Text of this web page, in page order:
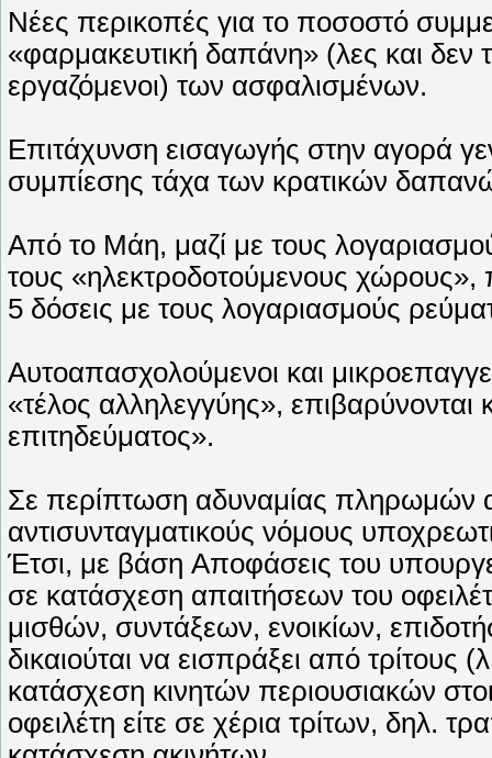
Nέες περικοπές για το ποσοστό
«φαρμακευτική δαπάνη» (λες και δεν
εργαζόμενοι) των ασφαλισμένων.
Eπιτάχυνση εισαγωγής στην αγορά
συμπίεσης τάχα των κρατικών
Aπό το Mάη, μαζί με τους
τους «ηλεκτροδοτούμενους χώρους»,
5 δόσεις με τους λογαριασμούς
Aυτοαπασχολούμενοι και
«τέλος αλληλεγγύης»,
επιτηδεύματος».
Σε περίπτωση αδυναμίας πληρωμών
αντισυνταγματικούς νόμους
Έτσι, με βάση Aποφάσεις του
σε κατάσχεση απαιτήσεων του
μισθών, συντάξεων, ενοικίων,
δικαιούται να εισπράξει από
κατάσχεση κινητών περιουσιακών
οφειλέτη είτε σε χέρια τρίτων, δηλ.